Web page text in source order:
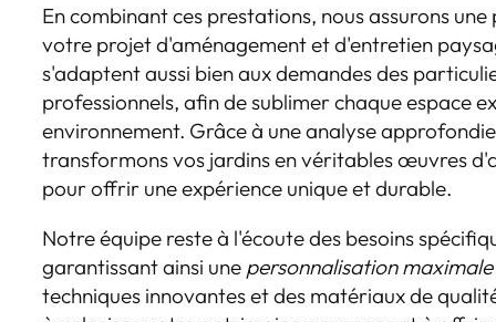
En combinant ces prestations, nous assurons
votre projet d'aménagement et d'entretien
s'adaptent aussi bien aux demandes des
professionnels, afin de sublimer chaque espace
environnement. Grâce à une analyse
transformons vos jardins en véritables œuvres
pour offrir une expérience unique et durable.
Notre équipe reste à l'écoute des besoins
garantissant ainsi une personnalisation maximale
techniques innovantes et des matériaux de